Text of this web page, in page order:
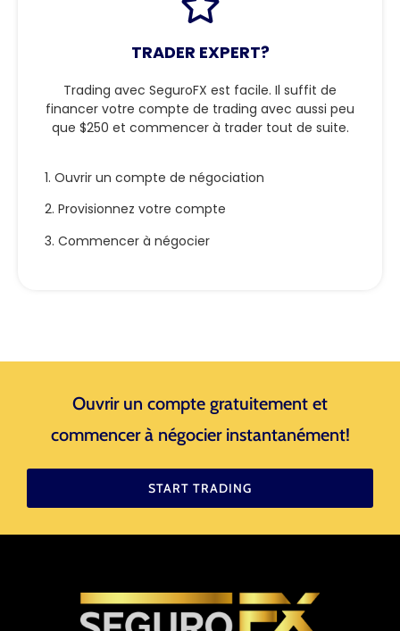
TRADER EXPERT?
Trading avec SeguroFX est facile. Il suffit de
financer votre compte de trading avec aussi peu
que $250 et commencer à trader tout de suite.
1. Ouvrir un compte de négociation
2. Provisionnez votre compte
3. Commencer à négocier
Ouvrir un compte gratuitement et
commencer à négocier instantanément!
START TRADING